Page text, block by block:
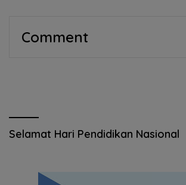
Comment
Selamat Hari Pendidikan Nasional